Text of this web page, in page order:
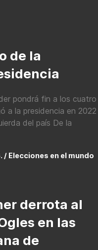
de la
pondrá fin a los cuatro
a la presidencia en 2022
del país De la
/ Elecciones en el mundo
derrota al
en las
de